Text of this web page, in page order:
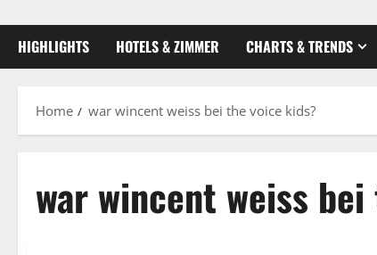
HIGHLIGHTS HOTELS & ZIMMER CHARTS & TRENDS
Home war wincent weiss bei the voice kids?
war wincent weiss